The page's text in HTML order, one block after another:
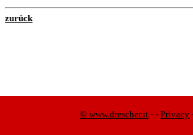
zurück
© www.drescher.it - - Privacy